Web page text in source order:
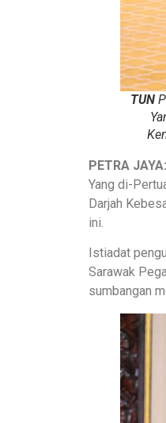
TUN
PETRA JAYA:
Yang di-
Darjah
ini.
Istiadat
Sarawak
sumbangan